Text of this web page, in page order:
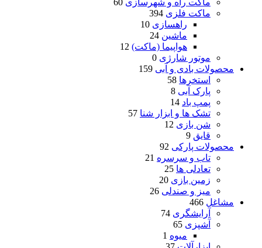
ماکت فلزی 394
راهسازی 10
ماشین 24
هواپیما (ماکت) 12
موتور شارژی 0
محصولات بادی و آبی 159
استخرها 58
پارک آبی 8
پمپ باد 14
تشک ها و ابزار شنا 57
شن بازی 12
قایق 9
محصولات پارکی 92
تاب و سرسره 21
تعادلی ها 25
زمین بازی 20
میز و صندلی 26
مشاغل 466
آرایشگری 74
آشپزی 65
میوه 1